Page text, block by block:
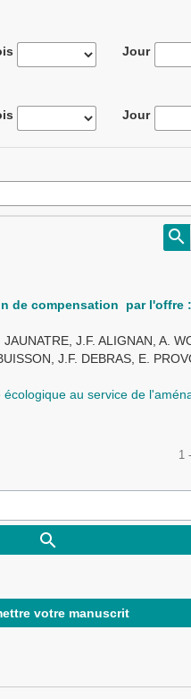
Jour
Jour
de compensation par l'offre
J.F. ALIGNAN, A.
J.F. DEBRAS, E.
au service de
1
votre manuscrit